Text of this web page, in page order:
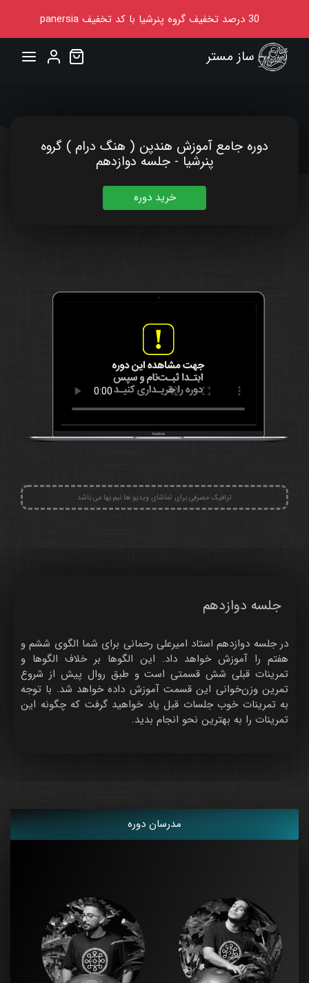
30 درصد تخفیف گروه پنرشیا با کد تخفیفpanersia
ساز مستر
دوره جامع آموزش هندپن ( هنگ درام ) گروه
پنرشیا - جلسه دوازدهم
خرید دوره
ترافیک مصرفی برای تماشای ویدیو ها نیم بها می باشد
جلسه دوازدهم
در جلسه دوازدهم استاد امیرعلی رحمانی برای شما الگوی ششم و
هفتم را آموزش خواهد داد. این الگوها بر خلاف الگوها و
تمرینات قبلی شش قسمتی است و طبق روال پیش از شروع
تمرین وزن‌خوانی این قسمت آموزش داده خواهد شد. با توجه
به تمرینات خوب جلسات قبل یاد خواهید گرفت که چگونه این
تمرینات را به بهترین نحو انجام بدید.
مدرسان دوره